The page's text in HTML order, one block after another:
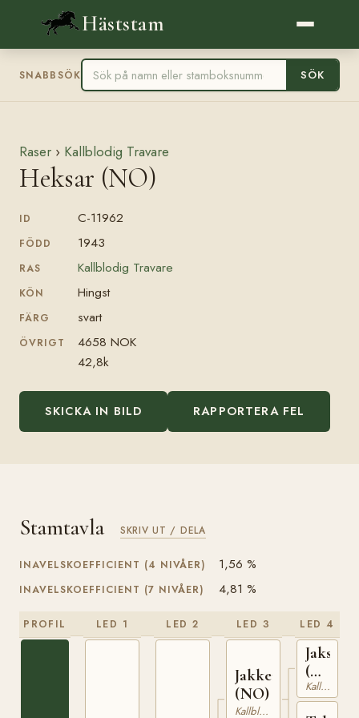
Häststam
SNABBSÖK SÖK
Raser › Kallblodig Travare
Heksar (NO)
ID C-11962
FÖDD 1943
RAS Kallblodig Travare
KÖN Hingst
FÄRG svart
ÖVRIGT
4658 NOK
42,8k
SKICKA IN BILD RAPPORTERA FEL
Stamtavla SKRIV UT / DELA
INAVELSKOEFFICIENT (4 NIVÅER) 1,56 %
INAVELSKOEFFICIENT (7 NIVÅER) 4,81 %
PROFIL LED 1 LED 2 LED 3
Jakken
(NO)
Kallblodig Travare
LED 4
Jakson
(NO)
T-
42
Kallblodig Travare